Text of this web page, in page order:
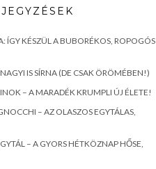
ÍGY KÉSZÜL A BUBORÉKOS, ROPOGÓS
IS SÍRNA (DE CSAK ÖRÖMÉBEN!)
– A MARADÉK KRUMPLI ÚJ ÉLETE!
– AZ OLASZOS EGYTÁLAS,
– A GYORS HÉTKÖZNAP HŐSE,